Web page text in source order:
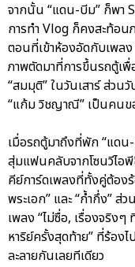
จากนั้น “แดน-บีม” ก็พา
การทำ Vlog ก็คงสะท้อน
ตอนที่เข้าห้องอัดกับเพลง
ภาพตัดมาที่การขึ้นรถตู้เพื่
“สมมุติ” ในวันเสาร์ ส่วน
“แก้ม วิชญาณี” เป็นคนข
เมื่อรถตู้มาถึงที่พัก “แด
สุ่มแฟนคลับจากโซนวีไอพี
คีย์การ์ดเพลงที่ทั้งคู่ต้อง
พระเอก” และ “ก้ำกึ่ง” ส่
เพลง “ไม่ซื่อ, เรื่องจริง
หาริย์ครั้งสุดท้าย” ที่ร้อง
ละลายกันเลยทีเดียว